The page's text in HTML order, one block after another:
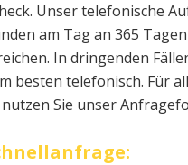
Unser telefonische
Tagen im Jahr zu für
In dringenden Fällen kontaktieren
besten telefonisch. Für
Sie unser
Schnellanfrage: